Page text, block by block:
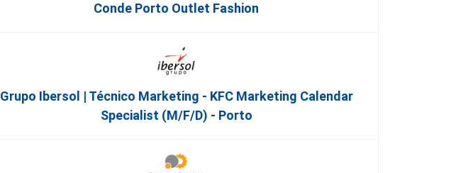
Conde Porto Outlet Fashion
Grupo Ibersol | Técnico Marketing - KFC Marketing Calendar
Specialist (m/f/d) - Porto